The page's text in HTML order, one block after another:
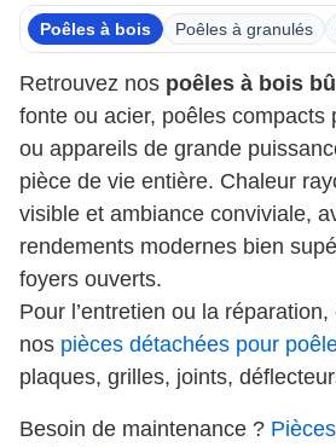
Poêles à bois Poêles à granulés
Retrouvez nos poêles à bois
fonte ou acier, poêles compacts
ou appareils de grande
pièce de vie entière. Chaleur
visible et ambiance conviviale,
rendements modernes bien
foyers ouverts.
Pour l’entretien ou la
nos pièces détachées pour
plaques, grilles, joints,
Besoin de maintenance ?